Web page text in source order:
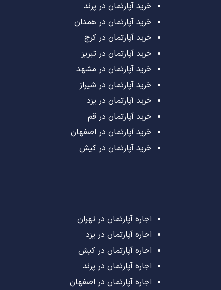
خرید آپارتمان در پرند
خرید آپارتمان در همدان
خرید آپارتمان در کرج
خرید آپارتمان در تبریز
خرید آپارتمان در مشهد
خرید آپارتمان در شیراز
خرید آپارتمان در یزد
خرید آپارتمان در قم
خرید آپارتمان در اصفهان
خرید آپارتمان در کیش
اجاره آپارتمان در تهران
اجاره آپارتمان در یزد
اجاره آپارتمان در کیش
اجاره آپارتمان در پرند
اجاره آپارتمان در اصفهان